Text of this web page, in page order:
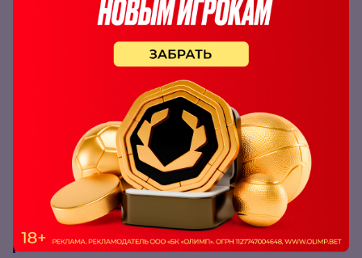
Команды не встречались друг с другом уже 12 лет.
Сейчас это уже совсем другие футболисты, по сути,
других сборных. Расстановка сил, впрочем, сильно не
изменилась, и «оранье» всё равно доминируют над
Ещё я бы отметил тот факт, что лишь
дважды за четыре сыгранных матча,
сборные Северной Македонии и
Нидерландов завершали матчи с
результативностью в три, и более мячей.